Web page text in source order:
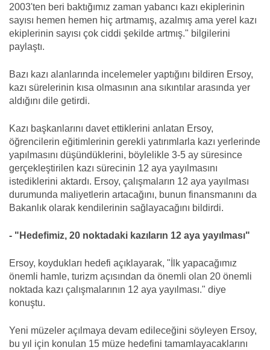
2003'ten beri baktığımız zaman yabancı kazı ekiplerinin
sayısı hemen hemen hiç artmamış, azalmış ama yerel kazı
ekiplerinin sayısı çok ciddi şekilde artmış." bilgilerini
paylaştı.
Bazı kazı alanlarında incelemeler yaptığını bildiren Ersoy,
kazı sürelerinin kısa olmasının ana sıkıntılar arasında yer
aldığını dile getirdi.
Kazı başkanlarını davet ettiklerini anlatan Ersoy,
öğrencilerin eğitimlerinin gerekli yatırımlarla kazı yerlerinde
yapılmasını düşündüklerini, böylelikle 3-5 ay süresince
gerçekleştirilen kazı sürecinin 12 aya yayılmasını
istediklerini aktardı. Ersoy, çalışmaların 12 aya yayılması
durumunda maliyetlerin artacağını, bunun finansmanını da
Bakanlık olarak kendilerinin sağlayacağını bildirdi.
- "Hedefimiz, 20 noktadaki kazıların 12 aya yayılması"
Ersoy, koydukları hedefi açıklayarak, "İlk yapacağımız
önemli hamle, turizm açısından da önemli olan 20 önemli
noktada kazı çalışmalarının 12 aya yayılması." diye
konuştu.
Yeni müzeler açılmaya devam edileceğini söyleyen Ersoy,
bu yıl için konulan 15 müze hedefini tamamlayacaklarını